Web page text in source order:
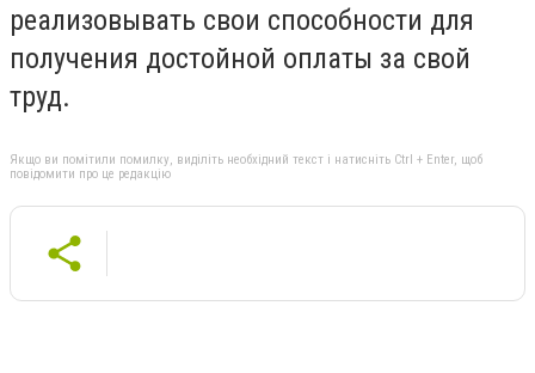
реализовывать свои способности для
получения достойной оплаты за свой
труд.
Якщо ви помітили помилку, виділіть необхідний текст і натисніть Ctrl + Enter, щоб
повідомити про це редакцію